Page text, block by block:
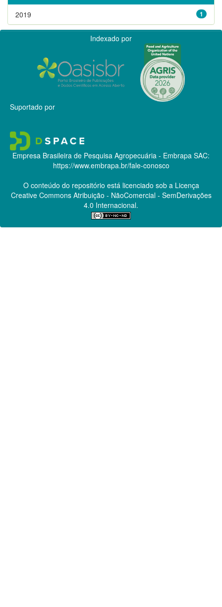
1
2019
Indexado por
Suportado por
Empresa Brasileira de Pesquisa Agropecuária - Embrapa SAC:
https://www.embrapa.br/fale-conosco
O conteúdo do repositório está licenciado sob a Licença
Creative CommonsAtribuição - NãoComercial - SemDerivações
4.0 Internacional.